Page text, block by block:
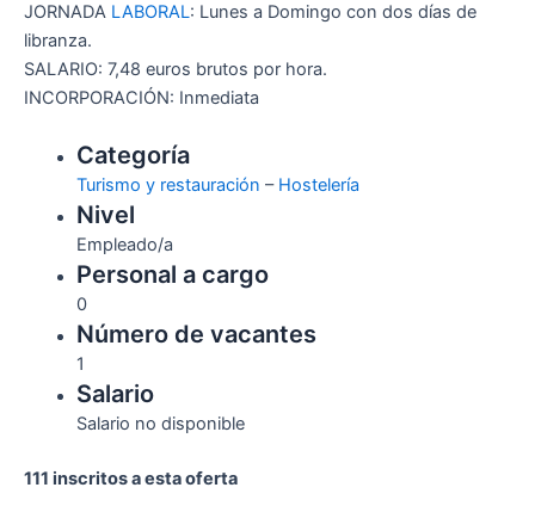
JORNADA LABORAL: Lunes a Domingo con dos días de
libranza.
SALARIO: 7,48 euros brutos por hora.
INCORPORACIÓN: Inmediata
Categoría
Turismo y restauración – Hostelería
Nivel
Empleado/a
Personal a cargo
0
Número de vacantes
1
Salario
Salario no disponible
111 inscritos a esta oferta